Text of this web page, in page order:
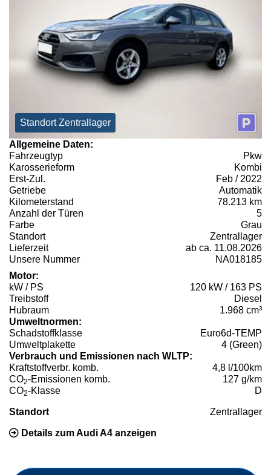
Standort Zentrallager
Allgemeine Daten:
Fahrzeugtyp
Pkw
Karosserieform
Kombi
Erst-Zul.
Feb / 2022
Getriebe
Automatik
Kilometerstand
78.213 km
Anzahl der Türen
5
Farbe
Grau
Standort
Zentrallager
Lieferzeit
ab ca. 11.08.2026
Unsere Nummer
NA018185
Motor:
kW / PS
120 kW / 163 PS
Treibstoff
Diesel
Hubraum
1.968 cm³
Umweltnormen:
Schadstoffklasse
Euro6d-TEMP
Umweltplakette
4 (Green)
Verbrauch und Emissionen nach WLTP:
Kraftstoffverbr. komb.
4,8 l/100km
CO2-Emissionen komb.
127 g/km
CO2-Klasse D
Standort Zentrallager
Details zum Audi A4 anzeigen